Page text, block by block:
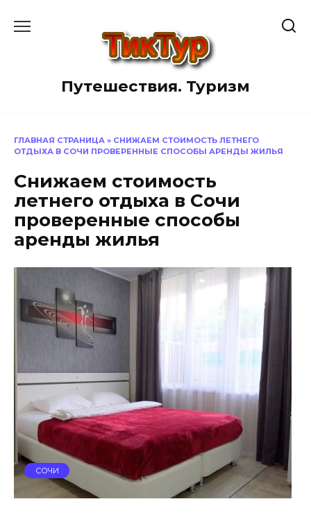
Путешествия. Туризм
ГЛАВНАЯ СТРАНИЦА » СНИЖАЕМ СТОИМОСТЬ ЛЕТНЕГО
ОТДЫХА В СОЧИ ПРОВЕРЕННЫЕ СПОСОБЫ АРЕНДЫ ЖИЛЬЯ
Снижаем стоимость
летнего отдыха в Сочи
проверенные способы
аренды жилья
СОЧИ